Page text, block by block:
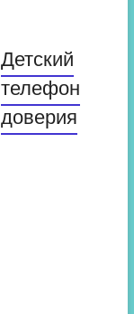
Детский
телефон
доверия